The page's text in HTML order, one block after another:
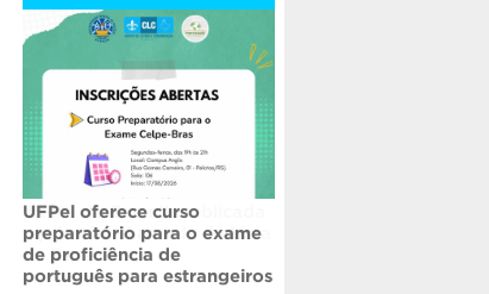
UFPel oferece curso
preparatório para o exame
de proficiência de
português para estrangeiros